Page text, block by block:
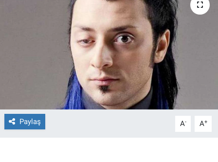
Paylaş A- A+
Gerçeğin İzinde
Gün Başlıyor
Gün Bitiyor